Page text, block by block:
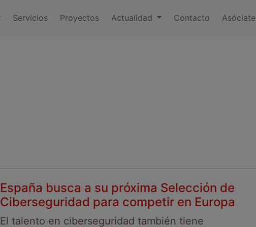
Servicios Proyectos Actualidad Contacto Asóciate
España busca a su próxima Selección de
Ciberseguridad para competir en Europa
El talento en ciberseguridad también tiene